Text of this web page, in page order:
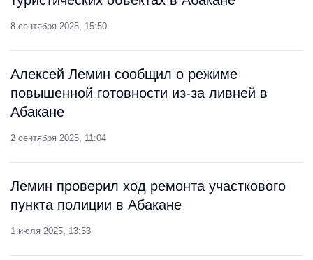
8 сентября 2025, 15:50
Алексей Лемин сообщил о режиме
повышенной готовности из-за ливней в
Абакане
2 сентября 2025, 11:04
Лемин проверил ход ремонта участкового
пункта полиции в Абакане
1 июля 2025, 13:53